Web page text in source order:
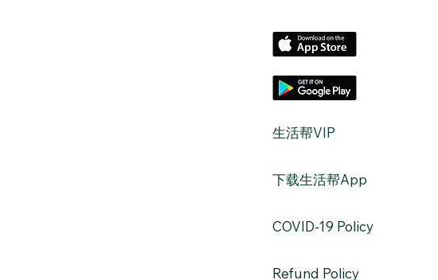
​生活帮VIP
​下载生活帮App
​COVID-19 Policy
Refund Policy